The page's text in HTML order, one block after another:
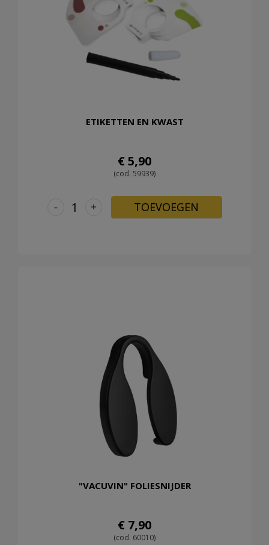
ETIKETTEN EN KWAST
€ 5,90
(cod. 59939)
+
- TOEVOEGEN
"VACUVIN" FOLIESNIJDER
€ 7,90
(cod. 60010)